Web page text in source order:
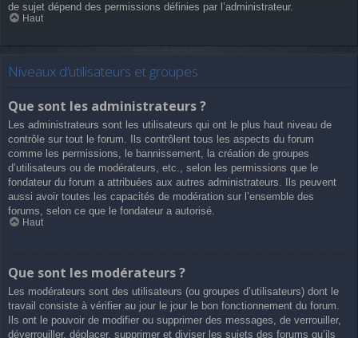
de sujet dépend des permissions définies par l’administrateur.
Haut
Niveaux d’utilisateurs et groupes
Que sont les administrateurs ?
Les administrateurs sont les utilisateurs qui ont le plus haut niveau de
contrôle sur tout le forum. Ils contrôlent tous les aspects du forum
comme les permissions, le bannissement, la création de groupes
d’utilisateurs ou de modérateurs, etc., selon les permissions que le
fondateur du forum a attribuées aux autres administrateurs. Ils peuvent
aussi avoir toutes les capacités de modération sur l’ensemble des
forums, selon ce que le fondateur a autorisé.
Haut
Que sont les modérateurs ?
Les modérateurs sont des utilisateurs (ou groupes d’utilisateurs) dont le
travail consiste à vérifier au jour le jour le bon fonctionnement du forum.
Ils ont le pouvoir de modifier ou supprimer des messages, de verrouiller,
déverrouiller, déplacer, supprimer et diviser les sujets des forums qu’ils